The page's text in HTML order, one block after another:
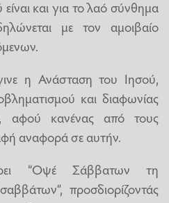
και για το λαό σύνθημα
με τον αμοιβαίο
η Ανάσταση του Ιησού,
και διαφωνίας
αφού κανένας από τους
αναφορά σε αυτήν.
“Οψέ Σάββατων τη
προσδιορίζοντάς